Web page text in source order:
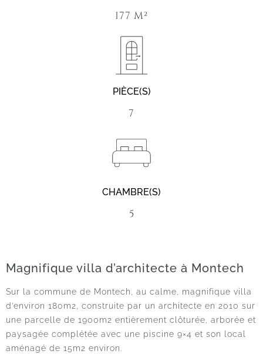
177 M²
PIÈCE(S)
7
CHAMBRE(S)
5
Magnifique villa d’architecte à Montech
Sur la commune de Montech, au calme, magnifique villa
d’environ 180m2, construite par un architecte en 2010 sur
une parcelle de 1900m2 entièrement clôturée, arborée et
paysagée complétée avec une piscine 9×4 et son local
aménagé de 15m2 environ.